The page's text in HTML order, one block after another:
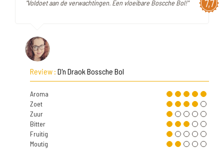
7,7
"Voldoet aan de verwachtingen. Een vloeibare Boscche Bol!"
Review : D'n Draok Bossche Bol
Aroma
Zoet
Zuur
Bitter
Fruitig
Moutig